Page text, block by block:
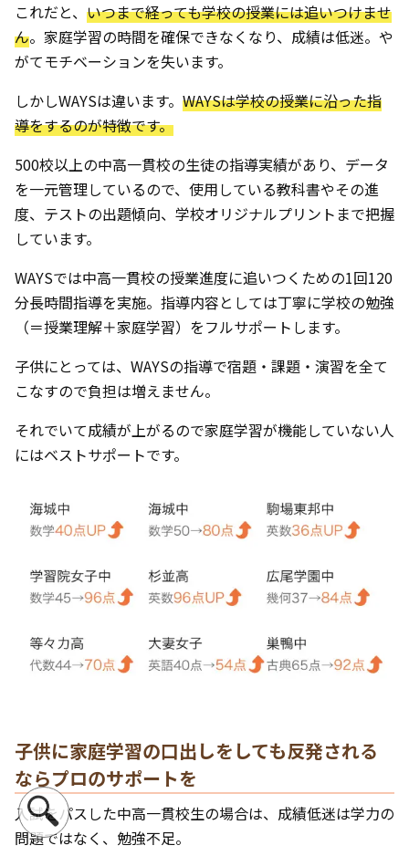
これだと、 いつまで経っても学校の授業には追いつけませ
ん。家庭学習の時間を確保できなくなり、成績は低迷。や
がてモチベーションを失います。
しかしWAYSは違います。 WAYSは学校の授業に沿った指
導をするのが特徴です。
500校以上の中高一貫校の生徒の指導実績があり、データ
を一元管理しているので、使用している教科書やその進
度、テストの出題傾向、学校オリジナルプリントまで把握
しています。
WAYSでは中高一貫校の授業進度に追いつくための1回120
分長時間指導を実施。指導内容としては丁寧に学校の勉強
（＝授業理解＋家庭学習）をフルサポートします。
子供にとっては、WAYSの指導で宿題・課題・演習を全て
こなすので負担は増えません。
それでいて成績が上がるので家庭学習が機能していない人
にはベストサポートです。
子供に家庭学習の口出しをしても反発される
ならプロのサポートを
入試をパスした中高一貫校生の場合は、成績低迷は学力の
問題ではなく、勉強不足。